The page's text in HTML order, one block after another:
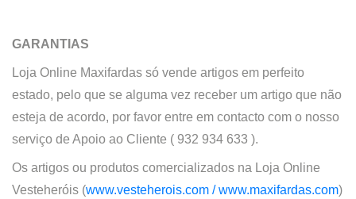
GARANTIAS
Loja Online Maxifardas só vende artigos em perfeito
estado, pelo que se alguma vez receber um artigo que não
esteja de acordo, por favor entre em contacto com o nosso
serviço de Apoio ao Cliente ( 932 934 633 ).
Os artigos ou produtos comercializados na Loja Online
Vesteheróis (www.vesteherois.com /www.maxifardas.com)